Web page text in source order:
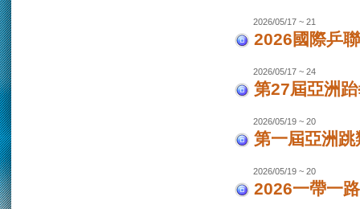
2026/05/17 ~ 21
2026國際乒
2026/05/17 ~ 24
第27屆亞洲
2026/05/19 ~ 20
第一屆亞洲
2026/05/19 ~ 20
2026一帶一